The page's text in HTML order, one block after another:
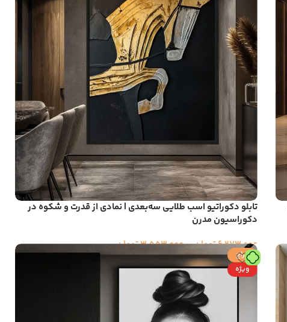
تابلو دکوراتیو اسب طلایی سه‌بعدی | نمادی از قدرت و شکوه در
دکوراسیون مدرن
6,273,000تومان–
3,553,000تومان
حراج
ویژه